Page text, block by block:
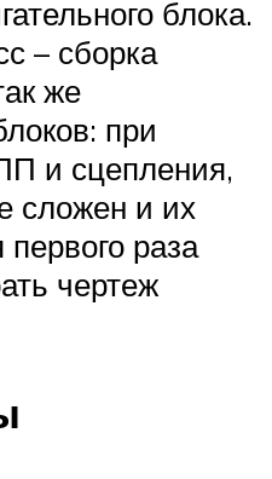
блока.
– сборка
же
при
и сцепления,
сложен и их
раза
чертеж